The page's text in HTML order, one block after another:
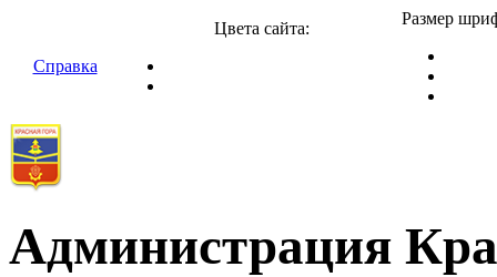
Справка
Цвета сайта:
Размер
Администрация